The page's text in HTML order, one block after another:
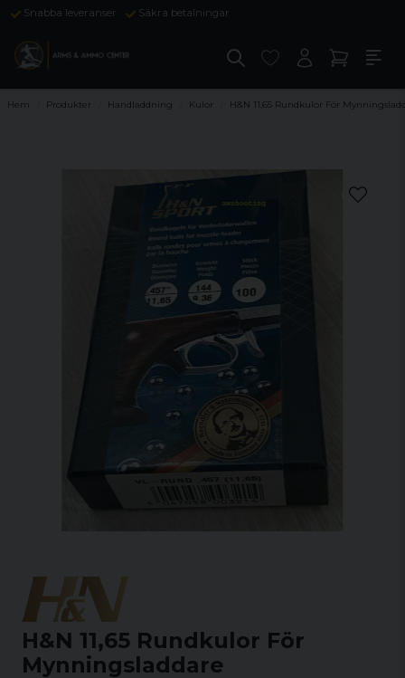
Snabba leveranser Säkra betalningar
Hem Produkter Handladdning Kulor H&N 11,65 Rundkulor För
H&N 11,65 Rundkulor För
Mynningsladdare